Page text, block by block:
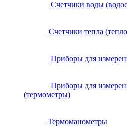
Счетчики воды
Счетчики тепла
Приборы для
Приборы для
(термометры)
Термоманометры